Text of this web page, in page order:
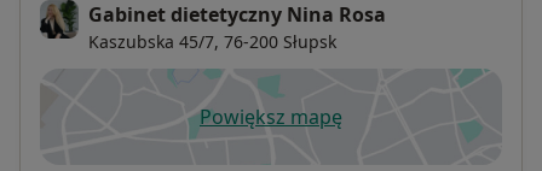
Gabinet dietetyczny Nina Rosa
Kaszubska 45/7, 76-200 Słupsk
Powiększ mapęotwiera się w nowej karcie